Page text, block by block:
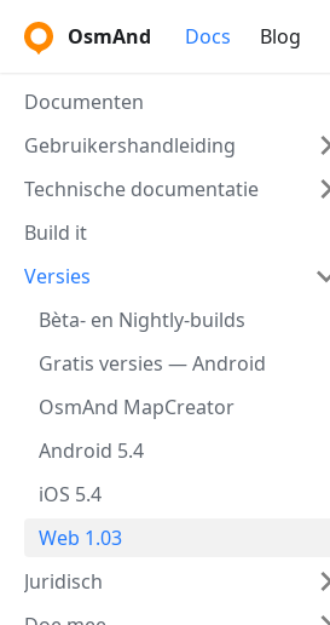
OsmAnd Docs Blog
Documenten
Gebruikershandleiding
Technische documentatie
Build it
Versies
Bèta- en Nightly-builds
Gratis versies — Android
OsmAnd MapCreator
Android 5.4
iOS 5.4
Web 1.03
Juridisch